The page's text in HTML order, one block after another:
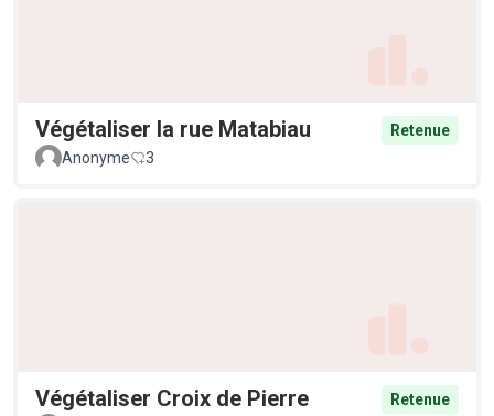
Végétaliser la rue Matabiau
Retenue
Anonyme
3
Végétaliser Croix de Pierre
Retenue